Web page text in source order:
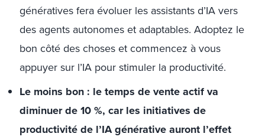
génératives fera évoluer les assistants d’IA vers
des agents autonomes et adaptables. Adoptez le
bon côté des choses et commencez à vous
appuyer sur l’IA pour stimuler la productivité.
Le moins bon : le temps de vente actif va
diminuer de 10 %, car les initiatives de
productivité de l’IA générativeauront l’effet